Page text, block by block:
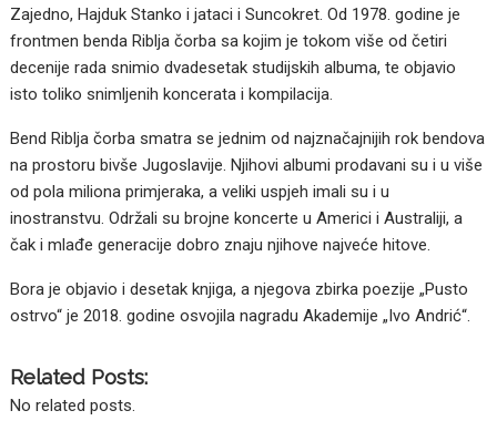
Zajedno, Hajduk Stanko i jataci i Suncokret. Od 1978. godine je
frontmen benda Riblja čorba sa kojim je tokom više od četiri
decenije rada snimio dvadesetak studijskih albuma, te objavio
isto toliko snimljenih koncerata i kompilacija.
Bend Riblja čorba smatra se jednim od najznačajnijih rok bendova
na prostoru bivše Jugoslavije. Njihovi albumi prodavani su i u više
od pola miliona primjeraka, a veliki uspjeh imali su i u
inostranstvu. Održali su brojne koncerte u Americi i Australiji, a
čak i mlađe generacije dobro znaju njihove najveće hitove.
Bora je objavio i desetak knjiga, a njegova zbirka poezije „Pusto
ostrvo“ je 2018. godine osvojila nagradu Akademije „Ivo Andrić“.
Related Posts:
No related posts.